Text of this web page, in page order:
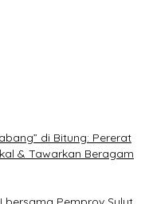
di Bitung: Pererat
& Tawarkan Beragam